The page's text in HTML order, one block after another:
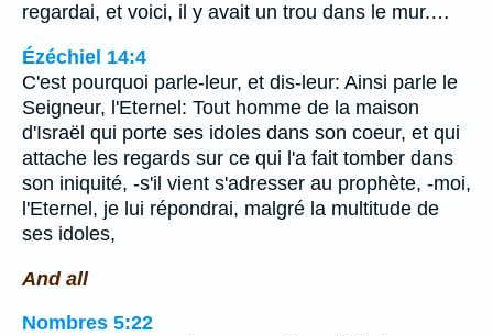
regardai, et voici, il y avait un trou dans le mur.…
Ézéchiel 14:4
C'est pourquoi parle-leur, et dis-leur: Ainsi parle le
Seigneur, l'Eternel: Tout homme de la maison
d'Israël qui porte ses idoles dans son coeur, et qui
attache les regards sur ce qui l'a fait tomber dans
son iniquité, -s'il vient s'adresser au prophète, -moi,
l'Eternel, je lui répondrai, malgré la multitude de
ses idoles,
And all
Nombres 5:22